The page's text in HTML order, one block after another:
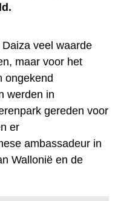
veel waarde
maar voor het
ongekend
werden in
gereden voor
er
ambassadeur in
Wallonië en de